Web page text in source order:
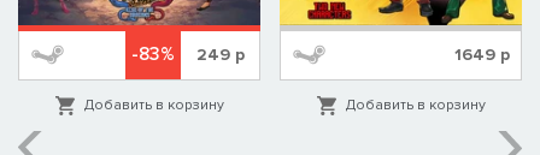
-83% 249р
Добавить в корзину
1649р
Добавить в корзину